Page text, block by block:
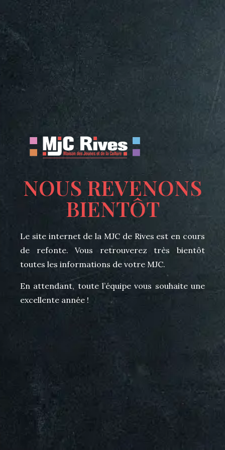
NOUS REVENONS
BIENTÔT
Le site internet de la MJC de Rives est en cours
de refonte. Vous retrouverez très bientôt
toutes les informations de votre MJC.
En attendant, toute l’équipe vous souhaite une
excellente année !